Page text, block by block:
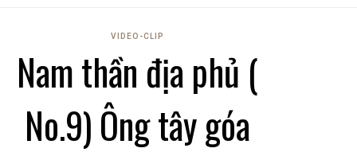
VIDEO-CLIP
Nam thần địa phủ (
No.9) Ông tây góa